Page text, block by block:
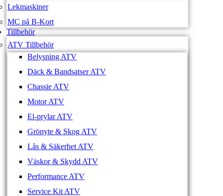
Lekmaskiner
MC på B-Kort
Tillbehör
ATV Tillbehör
Belysning ATV
Däck & Bandsatser ATV
Chassie ATV
Motor ATV
El-prylar ATV
Grönyte & Skog ATV
Lås & Säkerhet ATV
Väskor & Skydd ATV
Performance ATV
Service Kit ATV